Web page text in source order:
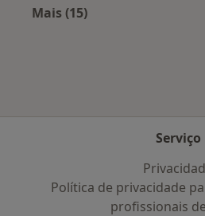
Mais (15)
Serviço
Política de privacidade
profissionais